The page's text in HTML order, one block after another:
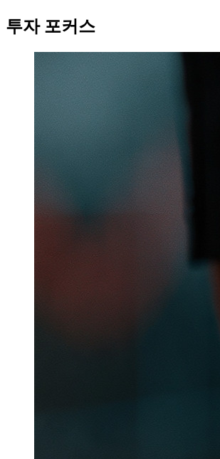
투자 포커스